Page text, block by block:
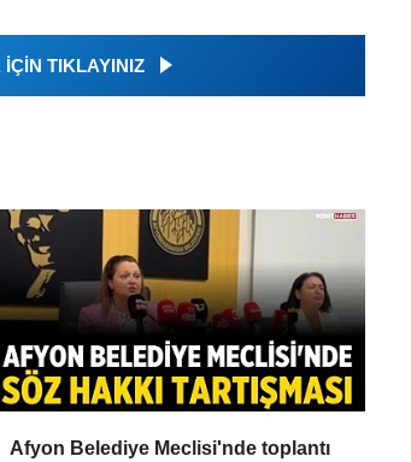
TIKLAYINIZ
Afyon Belediye Meclisi'nde toplantı